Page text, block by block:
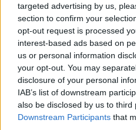
targeted advertising by us,
section to confirm your
opt-out request is processed
interest-based ads based on
us or personal information
your opt-out. You may
disclosure of your personal
IAB’s list of downstream
also be disclosed by us to third
Downstream Participants that
Hatalmi harcok helyett
ártasz a gyereknek,
vele?
IGÉNYESNŐ.HU | 2026.07.12